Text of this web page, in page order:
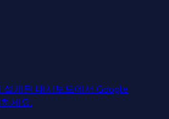
계된 대시보드에서 Google
세요.